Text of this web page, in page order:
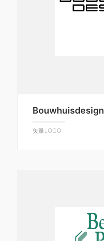
Bouwhuisdesign
矢量LOGO